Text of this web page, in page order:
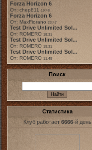
Forza Horizon 6
От: chep811 19:48
Forza Horizon 6
От: MaxFiorano 23:47
Test Drive Unlimited Sol...
От: ROMERO 18:31
Test Drive Unlimited Sol...
От: ROMERO 19:31
Test Drive Unlimited Sol...
От: ROMERO 11:49
Поиск
Статистика
Клуб работает 6666-й день